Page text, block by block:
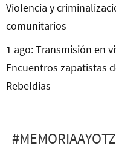
Violencia y
comunitarios
1 ago: Transmisión en
Encuentros zapatistas
Rebeldías